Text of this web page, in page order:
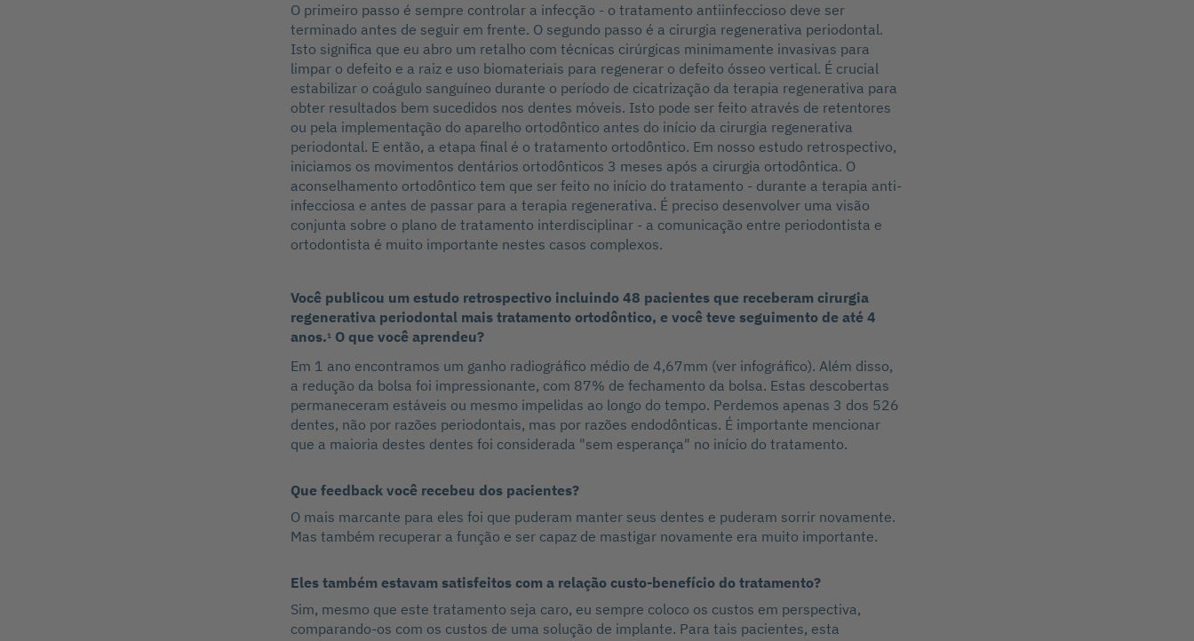
O primeiro passo é sempre controlar a infecção - o tratamento antiinfeccioso deve ser
terminado antes de seguir em frente. O segundo passo é a cirurgia regenerativa periodontal.
Isto significa que eu abro um retalho com técnicas cirúrgicas minimamente invasivas para
limpar o defeito e a raiz e uso biomateriais para regenerar o defeito ósseo vertical. É crucial
estabilizar o coágulo sanguíneo durante o período de cicatrização da terapia regenerativa para
obter resultados bem sucedidos nos dentes móveis. Isto pode ser feito através de retentores
ou pela implementação do aparelho ortodôntico antes do início da cirurgia regenerativa
periodontal. E então, a etapa final é o tratamento ortodôntico. Em nosso estudo retrospectivo,
iniciamos os movimentos dentários ortodônticos 3 meses após a cirurgia ortodôntica. O
aconselhamento ortodôntico tem que ser feito no início do tratamento - durante a terapia anti-
infecciosa e antes de passar para a terapia regenerativa. É preciso desenvolver uma visão
conjunta sobre o plano de tratamento interdisciplinar - a comunicação entre periodontista e
ortodontista é muito importante nestes casos complexos.
Você publicou um estudo retrospectivo incluindo 48 pacientes que receberam cirurgia
regenerativa periodontal mais tratamento ortodôntico, e você teve seguimento de até 4
anos.1 O que você aprendeu?
Em 1 ano encontramos um ganho radiográfico médio de 4,67mm (ver infográfico). Além disso,
a redução da bolsa foi impressionante, com 87% de fechamento da bolsa. Estas descobertas
permaneceram estáveis ou mesmo impelidas ao longo do tempo. Perdemos apenas 3 dos 526
dentes, não por razões periodontais, mas por razões endodônticas. É importante mencionar
que a maioria destes dentes foi considerada "sem esperança" no início do tratamento.
Que feedback você recebeu dos pacientes?
O mais marcante para eles foi que puderam manter seus dentes e puderam sorrir novamente.
Mas também recuperar a função e ser capaz de mastigar novamente era muito importante.
Eles também estavam satisfeitos com a relação custo-benefício do tratamento?
Sim, mesmo que este tratamento seja caro, eu sempre coloco os custos em perspectiva,
comparando-os com os custos de uma solução de implante. Para tais pacientes, esta